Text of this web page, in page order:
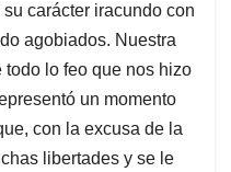
carácter iracundo con
agobiados. Nuestra
lo feo que nos hizo
un momento
con la excusa de la
libertades y se le